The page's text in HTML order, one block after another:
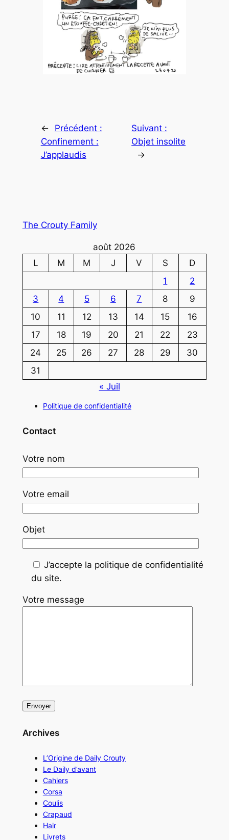
←
Précédent :
Confinement :
J’applaudis
Suivant :
Objet insolite
→
The Crouty Family
août 2026
L
M M J V S
D
1
2
3
4 5 6 7 8
9
10
11 12 13 14 15
16
17
18 19 20 21 22
23
24
25 26 27 28 29
30
31
« Juil
Politique de confidentialité
Contact
Votre nom
Votre email
Objet
J’accepte la politique de confidentialité
du site.
Votre message
Archives
L’Origine de Daily Crouty
Le Daily d’avant
Cahiers
Corsa
Coulis
Crapaud
Hair
Livrets